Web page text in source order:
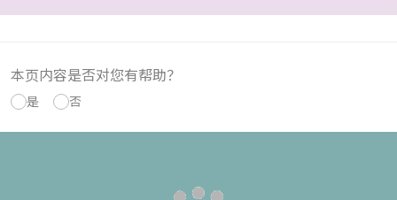
本页内容是否对您有帮助？
是 否